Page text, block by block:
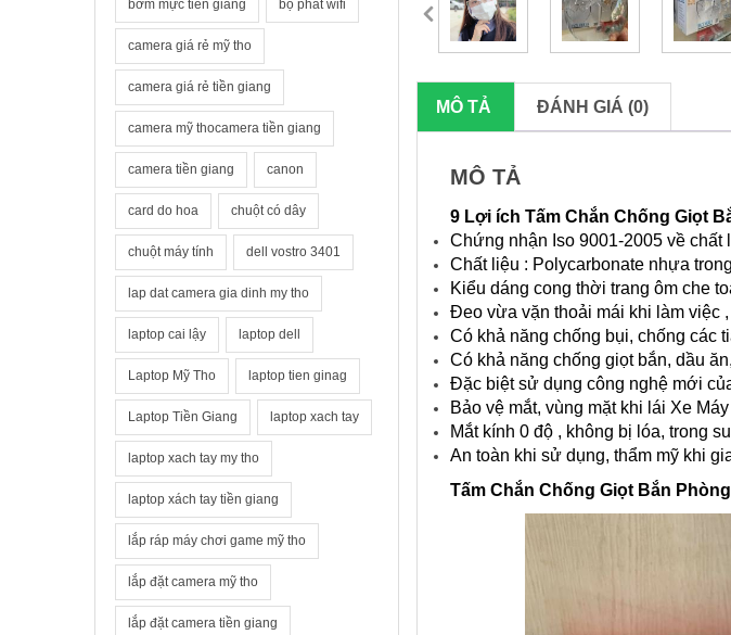
bơm mực tiền giang bộ phát wifi
camera giá rẻ mỹ tho
camera giá rẻ tiền giang
camera mỹ thocamera tiền giang
camera tiền giang canon
card do hoa chuột có dây
chuột máy tính dell vostro 3401
lap dat camera gia dinh my tho
laptop cai lậy laptop dell
Laptop Mỹ Tho laptop tien ginag
Laptop Tiền Giang laptop xach tay
laptop xach tay my tho
laptop xách tay tiền giang
lắp ráp máy chơi game mỹ tho
lắp đặt camera mỹ tho
lắp đặt camera tiền giang
MÔ TẢ ĐÁNH GIÁ (0)
MÔ TẢ
9 Lợi ích Tấm Chắn Chống Giọt
Chứng nhận Iso 9001-2005 về
Chất liệu : Polycarbonate nhựa
Kiểu dáng cong thời trang ôm che
Đeo vừa vặn thoải mái khi làm việc
Có khả năng chống bụi, chống các
Có khả năng chống giọt bắn, dầu
Đặc biệt sử dụng công nghệ mới
Bảo vệ mắt, vùng mặt khi lái Xe
Mắt kính 0 độ , không bị lóa, trong
An toàn khi sử dụng, thẩm mỹ khi
Tấm Chắn Chống Giọt Bắn